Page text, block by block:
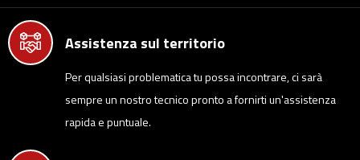
Assistenza sul territorio
Per qualsiasi problematica tu possa incontrare, ci sarà
sempre un nostro tecnico pronto a fornirti un'assistenza
rapida e puntuale.